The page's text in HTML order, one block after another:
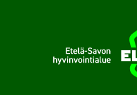
Etusi­vu